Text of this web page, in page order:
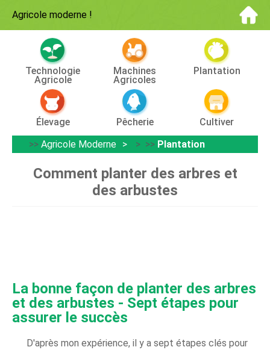
Agricole moderne !
Technologie
Agricole
Machines
Agricoles
Plantation
Élevage Pêcherie
Cultiver
>> Agricole Moderne > >> Plantation
Comment planter des arbres et
des arbustes
La bonne façon de planter des arbres
et des arbustes - Sept étapes pour
assurer le succès
D'après mon expérience, il y a sept étapes clés pour